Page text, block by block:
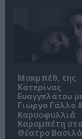
Μακμπέθ, της
Κατερίνας
Ευαγγελάτου
Γιώργο Γάλλο
Καρυοφυλλιά
Καραμπέτη στο
Θέατρο